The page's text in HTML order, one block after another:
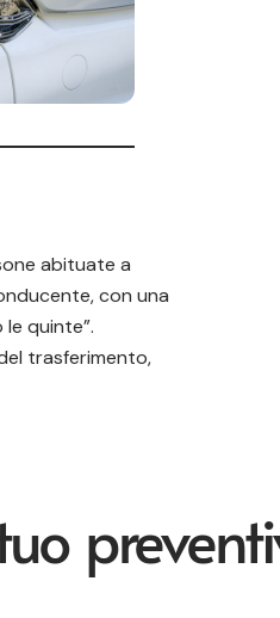
abituate a
con una
quinte”.
trasferimento,